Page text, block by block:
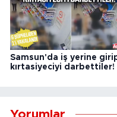
Samsun'da iş yerine
kırtasiyeciyi darbettiler!
Yorumlar